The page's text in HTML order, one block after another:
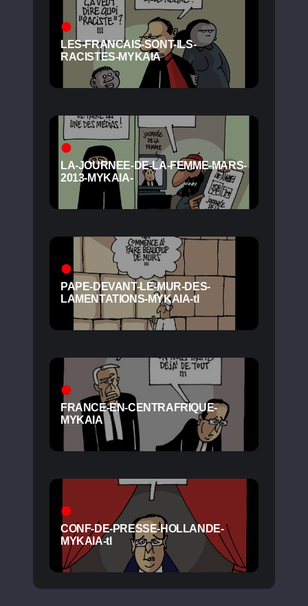
LES-FRANCAIS-SONT-ILS-
RACISTES-MYKAIA
LA-JOURNEE-DE-LA-FEMME-MARS-
2013-MYKAIA-
PAPE-DEVANT-LE-MUR-DES-
LAMENTATIONS-MYKAIA-tl
FRANCE-EN-CENTRAFRIQUE-
MYKAIA
CONF-DE-PRESSE-HOLLANDE-
MYKAIA-tl